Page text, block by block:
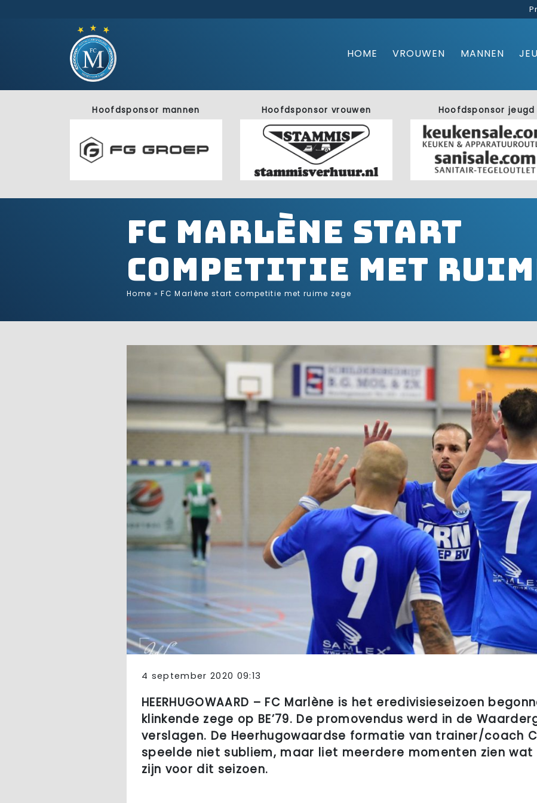
HOME VROUWEN MANNEN
Hoofdsponsor mannen Hoofdsponsor vrouwen Hoofdsponsor jeugd
FC Marlène start
competitie met
Home »FC Marlène start competitie met ruime zege
4 september 2020 09:13
HEERHUGOWAARD – FC Marlène is het eredivisieseizoen
klinkende zege op BE’79. De promovendus werd in de
verslagen. De Heerhugowaardse formatie van trainer/coach
speelde niet subliem, maar liet meerdere momenten zien wat
zijn voor dit seizoen.